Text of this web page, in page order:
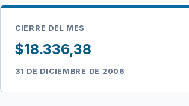
CIERRE DEL MES
$18.336,38
31 DE DICIEMBRE DE 2006